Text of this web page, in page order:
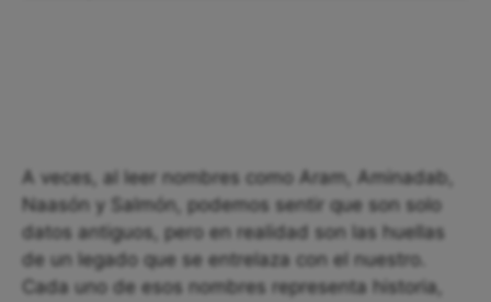
A veces, al leer nombres como Aram, Aminadab,
Naasón y Salmón, podemos sentir que son solo
datos antiguos, pero en realidad son las huellas
de un legado que se entrelaza con el nuestro.
Cada uno de esos nombres representa historia,